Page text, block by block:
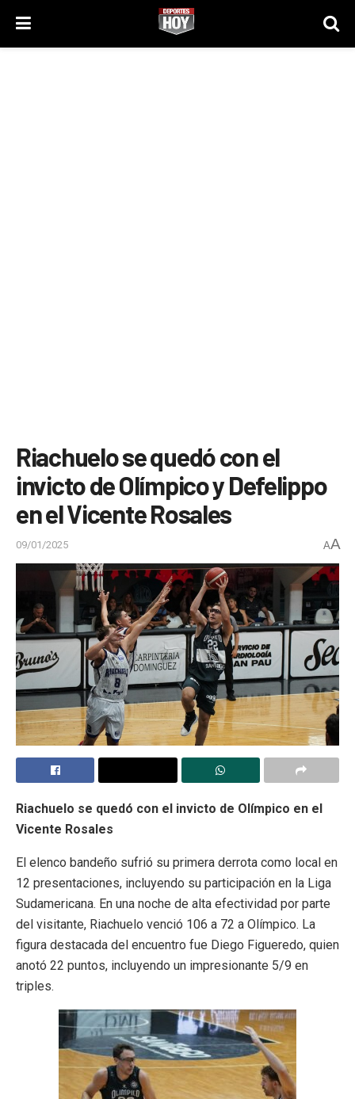
Riachuelo se quedó con el
invicto de Olímpico y Defelippo
en el Vicente Rosales
09/01/2025 AA
Riachuelo se quedó con el invicto de Olímpico en el
Vicente Rosales
El elenco bandeño sufrió su primera derrota como local en
12 presentaciones, incluyendo su participación en la Liga
Sudamericana. En una noche de alta efectividad por parte
del visitante, Riachuelo venció 106 a 72 a Olímpico. La
figura destacada del encuentro fue Diego Figueredo, quien
anotó 22 puntos, incluyendo un impresionante 5/9 en
triples.